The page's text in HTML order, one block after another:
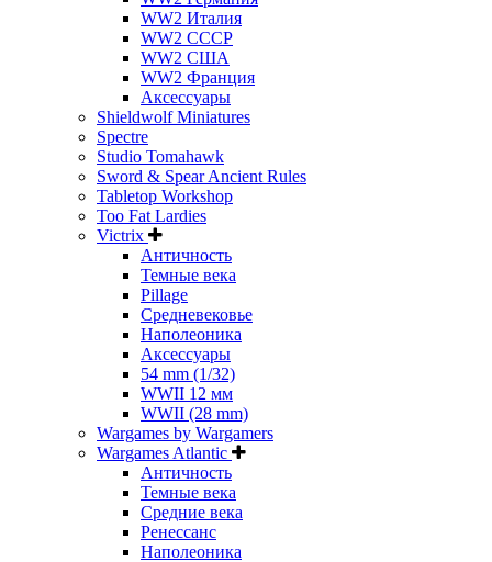
WW2 Италия
WW2 СССР
WW2 США
WW2 Франция
Аксессуары
Shieldwolf Miniatures
Spectre
Studio Tomahawk
Sword & Spear Ancient Rules
Tabletop Workshop
Too Fat Lardies
Victrix
Античность
Темные века
Pillage
Средневековье
Наполеоника
Аксессуары
54 mm (1/32)
WWII 12 мм
WWII (28 mm)
Wargames by Wargamers
Wargames Atlantic
Античность
Темные века
Средние века
Ренессанс
Наполеоника